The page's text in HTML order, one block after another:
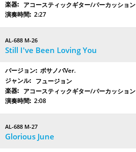
アコースティックギター/パーカッション
2:27
AL-688 M-26
Still I've Been Loving You
ボサノバVer.
フュージョン
アコースティックギター/パーカッション
2:08
AL-688 M-27
Glorious June